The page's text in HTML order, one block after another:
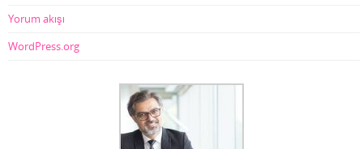
Yorum akışı
WordPress.org